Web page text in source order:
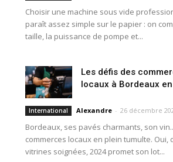
Choisir une machine sous vide
paraît assez simple sur le papier : on
taille, la puissance de pompe et...
Les défis des
locaux à Bordeaux
International Alexandre - 26 décembre
Bordeaux, ses pavés charmants, son
commerces locaux en plein tumulte. Oui,
vitrines soignées, 2024 promet son lot...